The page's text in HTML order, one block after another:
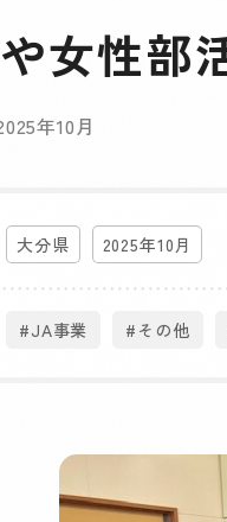
女性部
年10月
大分県 2025年10月
#JA事業 #その他